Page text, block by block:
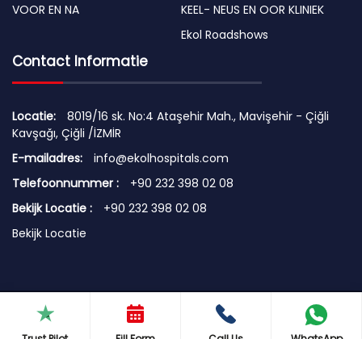
VOOR EN NA
KEEL- NEUS EN OOR KLINIEK
Ekol Roadshows
Contact Informatie
Locatie:
8019/16 sk. No:4 Ataşehir Mah., Mavişehir - Çiğli
Kavşağı, Çiğli /İZMİR
E-mailadres:
info@ekolhospitals.com
Telefoonnummer :
+90 232 398 02 08
Bekijk Locatie :
+90 232 398 02 08
Bekijk Locatie
© 2026 Copyright by EKOL HOSPITALS
Terms of Use | Security Principles | Cookie Policy